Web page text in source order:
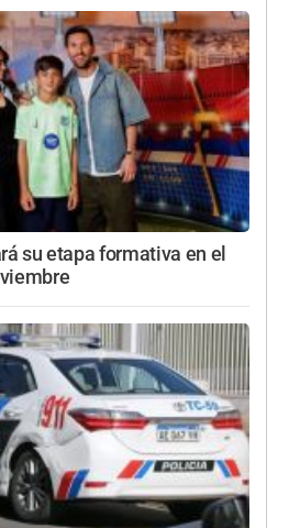
su etapa formativa en el